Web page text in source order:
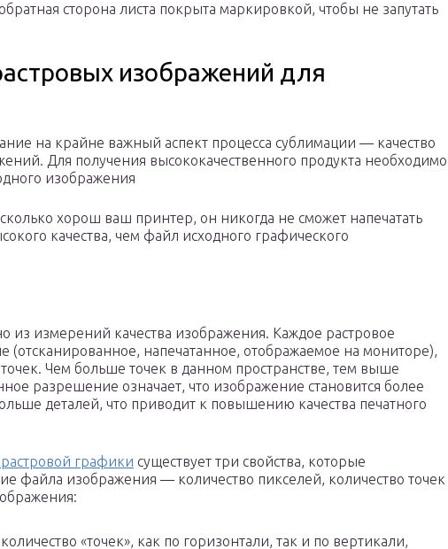
сторона листа покрыта маркировкой, чтобы не запутать
изображений для
на крайне важный аспект процесса сублимации — качество
Для получения высококачественного продукта необходимо
изображения
хорош ваш принтер, он никогда не сможет напечатать
качества, чем файл исходного графического
из измерений качества изображения. Каждое растровое
(отсканированное, напечатанное, отображаемое на мониторе),
Чем больше точек в данном пространстве, тем выше
разрешение означает, что изображение становится более
деталей, что приводит к повышению качества печатного
графики существует три свойства, которые
файла изображения — количество пикселей, количество точек
«точек», как по горизонтали, так и по вертикали,